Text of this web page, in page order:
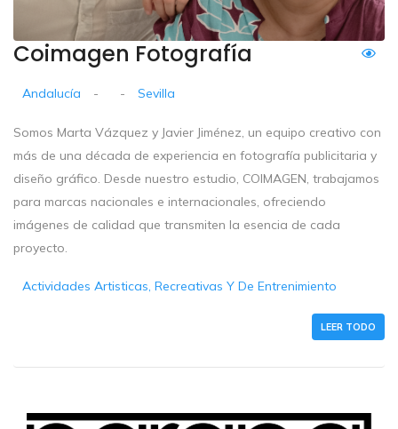
Coimagen Fotografía
Andalucía - - Sevilla
Somos Marta Vázquez y Javier Jiménez, un equipo creativo con
más de una década de experiencia en fotografía publicitaria y
diseño gráfico. Desde nuestro estudio, COIMAGEN, trabajamos
para marcas nacionales e internacionales, ofreciendo
imágenes de calidad que transmiten la esencia de cada
proyecto.
Actividades Artisticas, Recreativas Y De Entrenimiento
LEER TODO